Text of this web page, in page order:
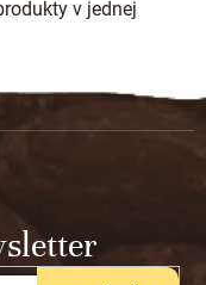
v jednej